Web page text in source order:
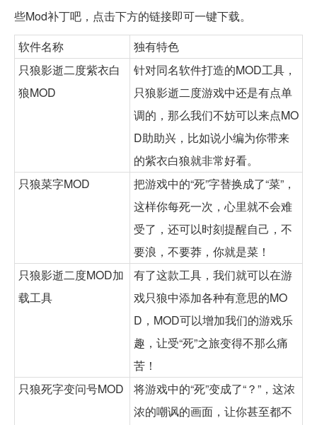
些Mod补丁吧，点击下方的链接即可一键下载。
软件名称
独有特色
只狼影逝二度紫衣白
狼MOD
针对同名软件打造的MOD工具，
只狼影逝二度游戏中还是有点单
调的，那么我们不妨可以来点MO
D助助兴，比如说小编为你带来
的紫衣白狼就非常好看。
只狼菜字MOD
把游戏中的“死”字替换成了“菜”，
这样你每死一次，心里就不会难
受了，还可以时刻提醒自己，不
要浪，不要莽，你就是菜！
只狼影逝二度MOD加
载工具
有了这款工具，我们就可以在游
戏只狼中添加各种有意思的MO
D，MOD可以增加我们的游戏乐
趣，让受“死”之旅变得不那么痛
苦！
只狼死字变问号MOD
将游戏中的“死”变成了“？”，这浓
浓的嘲讽的画面，让你甚至都不